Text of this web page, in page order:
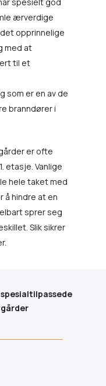
ærverdige
opprinnelige
med at
til et
som er en av de
branndører i
er ofte
etasje. Vanlige
hele taket med
å hindre at en
sprer seg
Slik sikrer